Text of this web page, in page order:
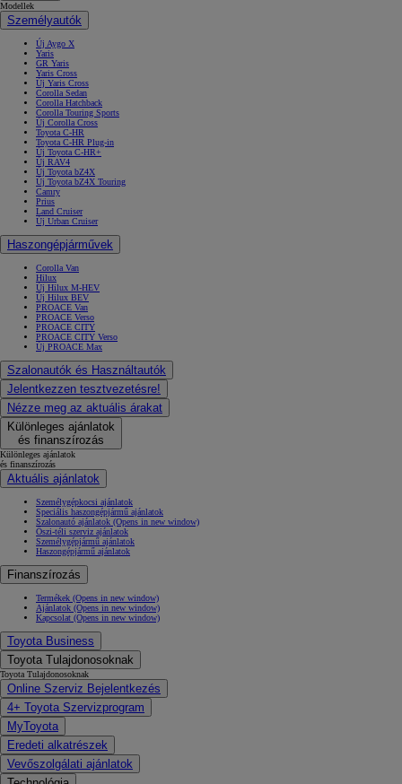
Modellek
Személyautók
Új Aygo X
Yaris
GR Yaris
Yaris Cross
Új Yaris Cross
Corolla Sedan
Corolla Hatchback
Corolla Touring Sports
Új Corolla Cross
Toyota C-HR
Toyota C-HR Plug-in
Új Toyota C-HR+
Új RAV4
Új Toyota bZ4X
Új Toyota bZ4X Touring
Camry
Prius
Land Cruiser
Új Urban Cruiser
Haszongépjárművek
Corolla Van
Hilux
Új Hilux M-HEV
Új Hilux BEV
PROACE Van
PROACE Verso
PROACE CITY
PROACE CITY Verso
Új PROACE Max
Szalonautók és Használtautók
Jelentkezzen tesztvezetésre!
Nézze meg az aktuális árakat
Különleges ajánlatok
és finanszírozás
Különleges ajánlatok
és finanszírozás
Aktuális ajánlatok
Személygépkocsi ajánlatok
Speciális haszongépjármű ajánlatok
Szalonautó ajánlatok (Opens in new window)
Őszi-téli szerviz ajánlatok
Személygépjármű ajánlatok
Haszongépjármű ajánlatok
Finanszírozás
Termékek (Opens in new window)
Ajánlatok (Opens in new window)
Kapcsolat (Opens in new window)
Toyota Business
Toyota Tulajdonosoknak
Toyota Tulajdonosoknak
Online Szerviz Bejelentkezés
4+ Toyota Szervizprogram
MyToyota
Eredeti alkatrészek
Vevőszolgálati ajánlatok